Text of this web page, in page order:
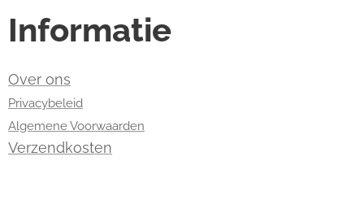
Informatie
Over ons
Privacybeleid
Algemene Voorwaarden
Verzendkosten